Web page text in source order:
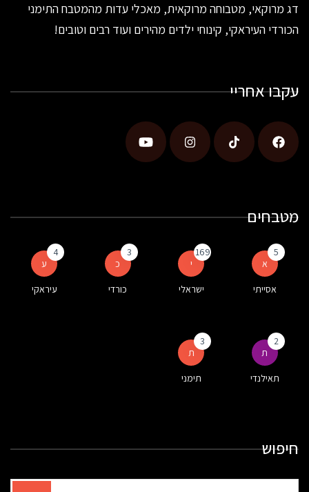
דג מרוקאי, מטבוחה מרוקאית, מאכלי עדות מהמטבח התימני
הכורדי העיראקי, קינוחי ילדים מהירים ועוד רבים וטובים!
עקבו אחריי
מטבחים
א
5
אסייתי
י
169
ישראלי
כ
3
כורדי
ע
4
עיראקי
ת
2
תאילנדי
ת
3
תימני
חיפוש